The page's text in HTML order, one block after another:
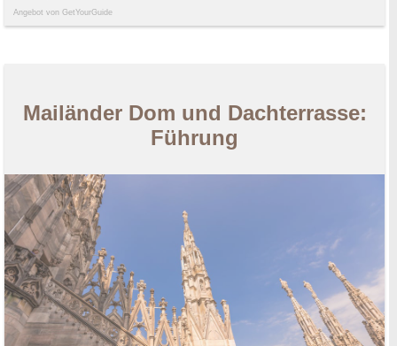
Angebot von GetYourGuide
Mailänder Dom und Dachterrasse:
Führung